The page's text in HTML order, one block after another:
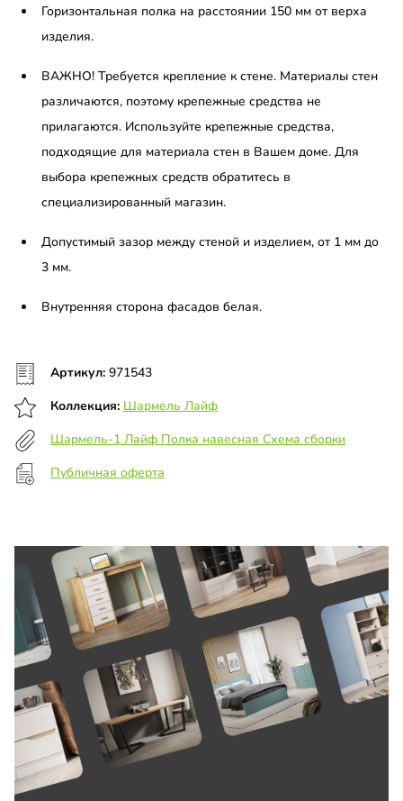
Горизонтальная полка на расстоянии 150 мм от верха
изделия.
ВАЖНО! Требуется крепление к стене. Материалы стен
различаются, поэтому крепежные средства не
прилагаются. Используйте крепежные средства,
подходящие для материала стен в Вашем доме. Для
выбора крепежных средств обратитесь в
специализированный магазин.
Допустимый зазор между стеной и изделием, от 1 мм до
3 мм.
Внутренняя сторона фасадов белая.
Артикул: 971543
Коллекция: Шармель Лайф
Шармель-1 Лайф Полка навесная Схема сборки
Публичная оферта